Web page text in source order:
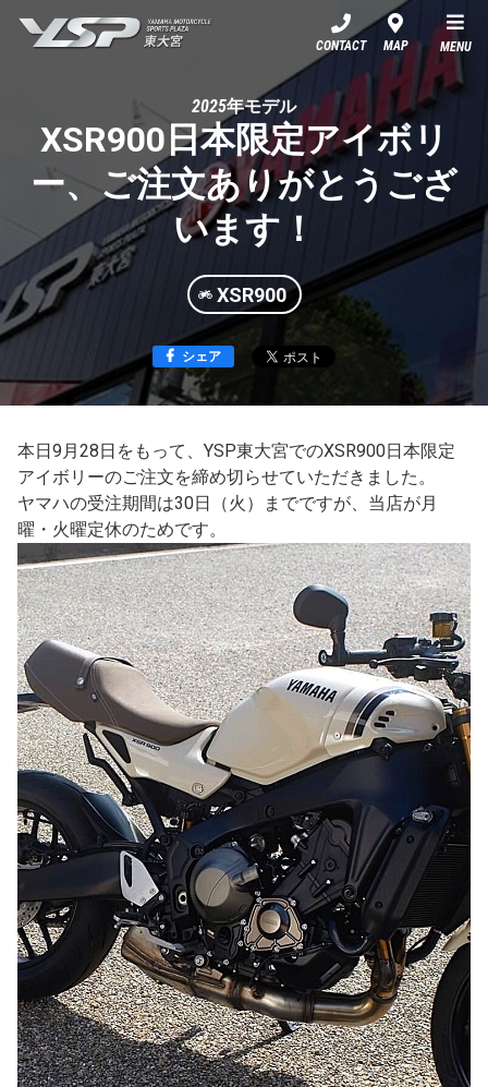
CONTACT MAP MENU
2025年モデル
XSR900日本限定アイボリ
ー、ご注文ありがとうござ
います！
XSR900
シェア
本日9月28日をもって、YSP東大宮でのXSR900日本限定
アイボリーのご注文を締め切らせていただきました。
ヤマハの受注期間は30日（火）までですが、当店が月
曜・火曜定休のためです。